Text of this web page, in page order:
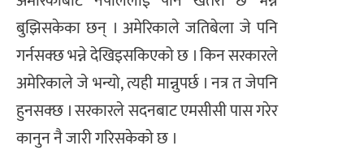
बुझिसकेका छन् । अमेरिकाले जतिबेला जे पनि
गर्नसक्छ भन्ने देखिइसकिएको छ । किन सरकारले
अमेरिकाले जे भन्यो, त्यही मान्नुपर्छ । नत्र त जेपनि
हुनसक्छ । सरकारले सदनबाट एमसीसी पास गरेर
कानुन नै जारी गरिसकेको छ ।